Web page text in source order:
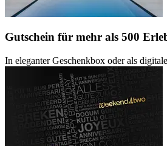
Gutschein für mehr als 500
In eleganter Geschenkbox oder als